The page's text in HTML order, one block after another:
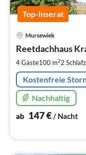
Top-Inserat
Mursewiek
Reetdachhaus
4 Gäste100 m22
Kostenfreie
Nachhaltig
ab 147€/ Nacht